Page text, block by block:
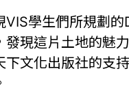
VIS學生們所規劃
發現這片土地的魅
下文化出版社的支